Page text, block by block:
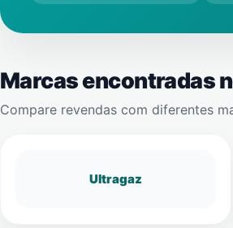
Marcas encontradas
Compare revendas com diferentes
Ultragaz